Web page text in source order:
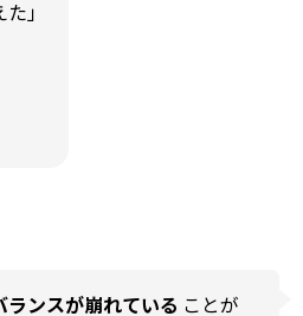
」
ンスが崩れている ことが